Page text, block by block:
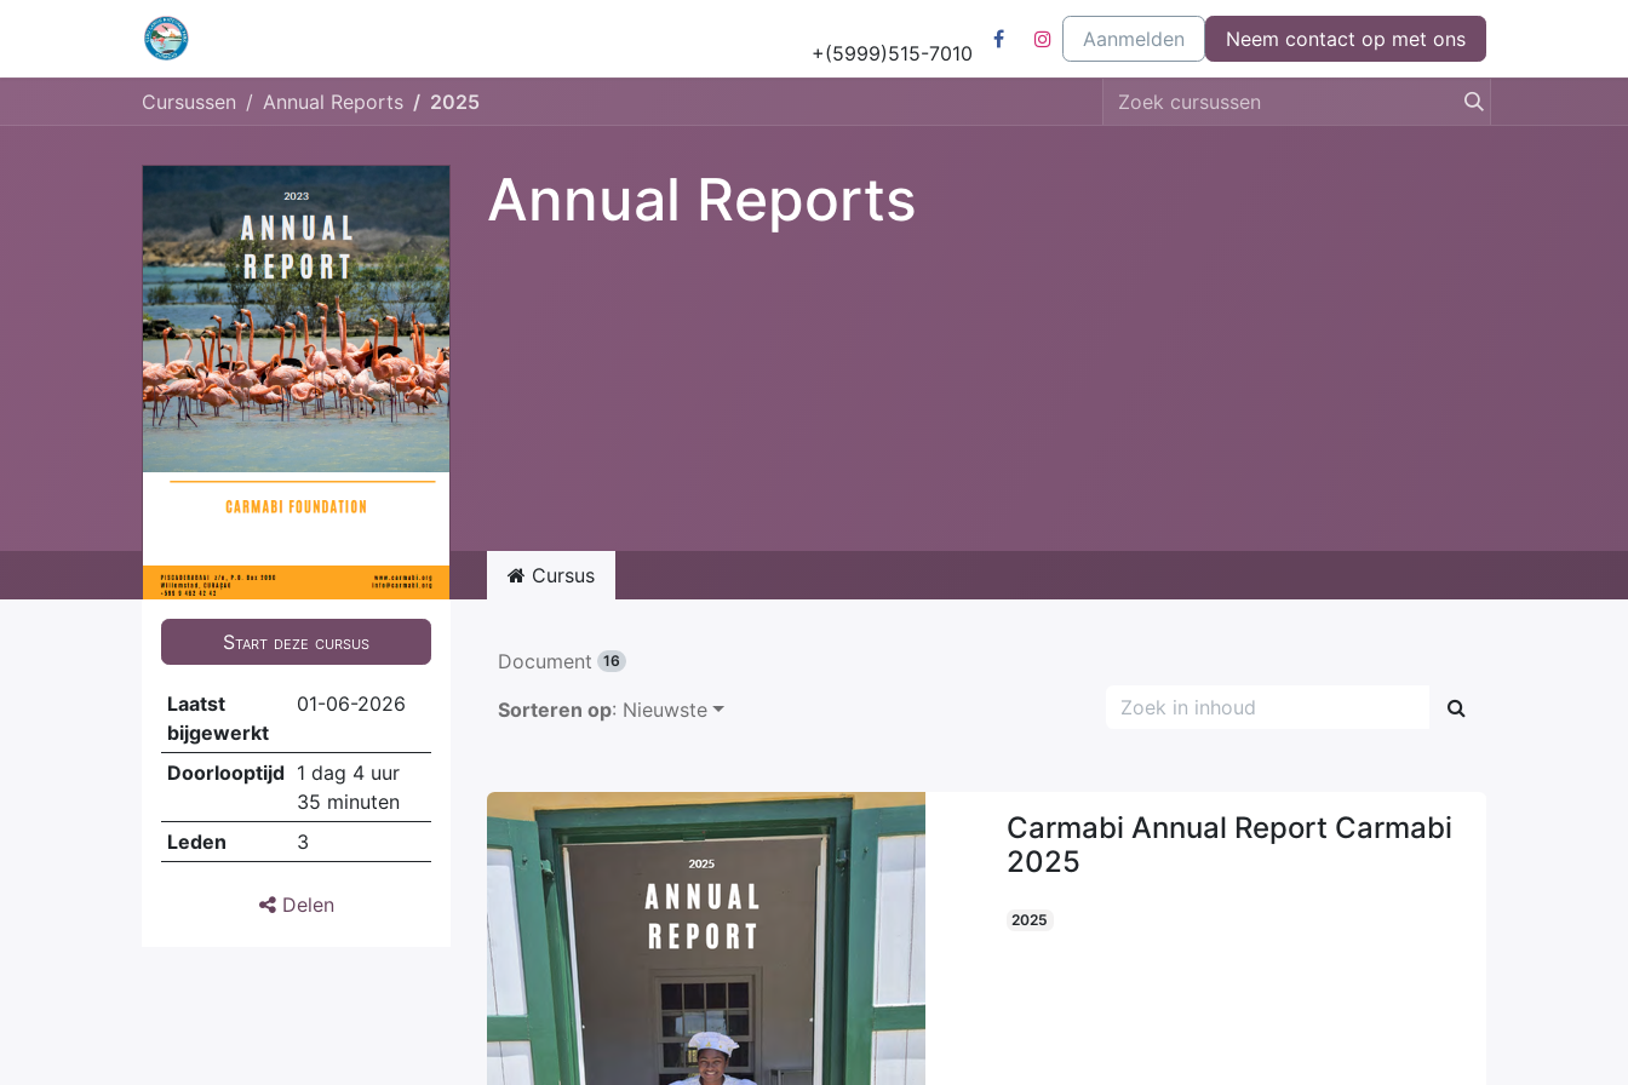
Het Salu Project Lesmateriaal Kom bij ons werken Neem contact op
+(5999)515-7010
Aanmelden Neem contact op met ons
Cursussen Annual Reports 2025
Annual Reports
Start deze cursus
Laatst
bijgewerkt
01-06-2026
Doorlooptijd 1 dag 4 uur
35 minuten
Leden
3
Delen
Cursus
Document 16
Sorteren op: Nieuwste
Carmabi Annual Report Carmabi
2025
2025